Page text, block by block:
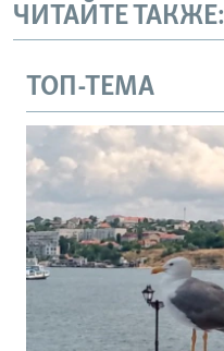
ЧИТАЙТЕ ТАКЖЕ:
ТОП-ТЕМА